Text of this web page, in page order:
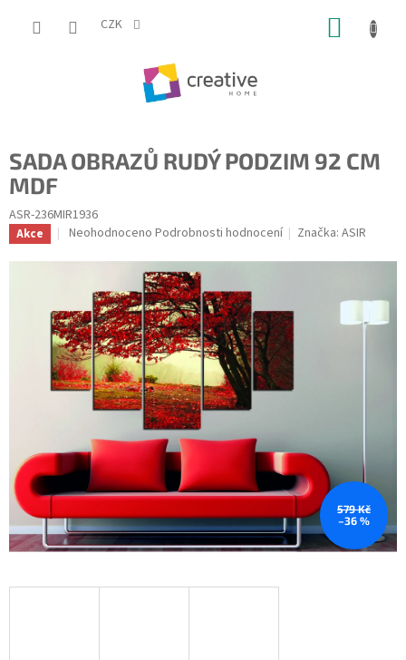
CZK
SADA OBRAZŮ RUDÝ PODZIM 92 CM
MDF
ASR-236MIR1936
Akce
Průměrné
produktu
z
5
hvězdiček.
Neohodnoceno Podrobnosti hodnocení Značka:ASIR
579 Kč
–36 %